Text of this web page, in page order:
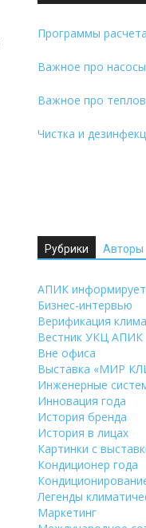
Программы
Важное про насосы
Важное про
Чистка и
Рубрики Авторы
АПИК информирует
Бизнес-интервью
Верификация
Вестник УКЦ АПИК
Вне офиса
Выставка «МИР
Инженерные
Инновация года
История бренда
История в лицах
Картинки с
Кондиционер года
Легенды
Маркетинг